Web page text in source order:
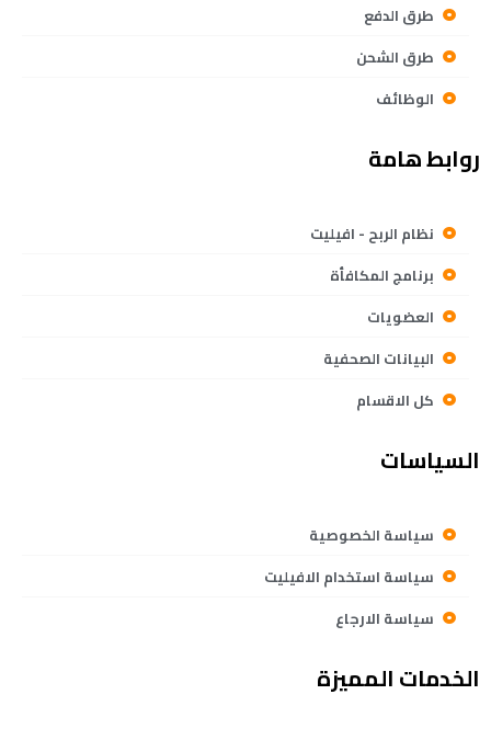
طرق الدفع
طرق الشحن
الوظائف
روابط هامة
نظام الربح - افيليت
برنامج المكافأة
العضويات
البيانات الصحفية
كل الاقسام
السياسات
سياسة الخصوصية
سياسة استخدام الافيليت
سياسة الارجاع
الخدمات المميزة